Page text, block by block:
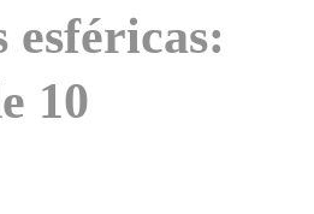
esféricas:
10